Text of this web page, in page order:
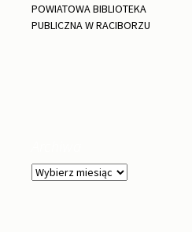
POWIATOWA BIBLIOTEKA
PUBLICZNA W RACIBORZU
Archiwa